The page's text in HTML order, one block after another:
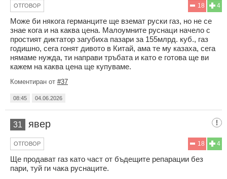
4
18
ОТГОВОР
Може би някога германците ще вземат руски газ, но не се
знае кога и на каква цена. Малоумните руснаци начело с
простият диктатор загубиха пазари за 155млрд. куб., газ
годишно, сега гонят дивото в Китай, ама те му казаха, сега
нямаме нужда, ти направи тръбата и като е готова ще ви
кажем на каква цена ще купуваме.
Коментиран от #37
08:45 04.06.2026
31 явер
4
18
ОТГОВОР
Ще продават газ като част от бъдещите репарации без
пари, туй ги чака руснаците.